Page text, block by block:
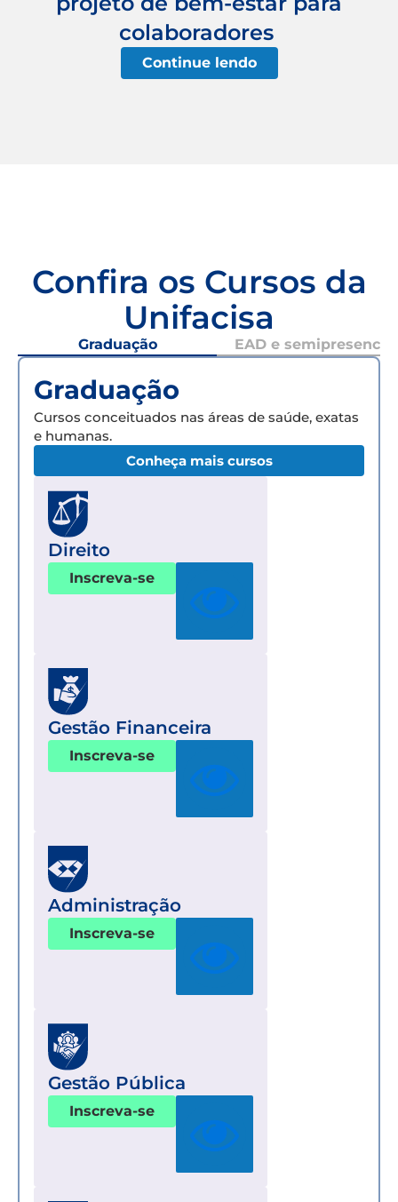
colaboradores
Continue lendo
Confira os Cursos da
Unifacisa
Graduação EAD e semipresencial
Graduação
Cursos conceituados nas áreas de saúde, exatas
e humanas.
Conheça mais cursos
Direito
Inscreva-se
Gestão Financeira
Inscreva-se
Administração
Inscreva-se
Gestão Pública
Inscreva-se